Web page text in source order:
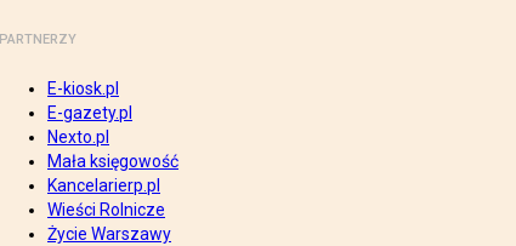
PARTNERZY
E-kiosk.pl
E-gazety.pl
Nexto.pl
Mała księgowość
Kancelarierp.pl
Wieści Rolnicze
Życie Warszawy